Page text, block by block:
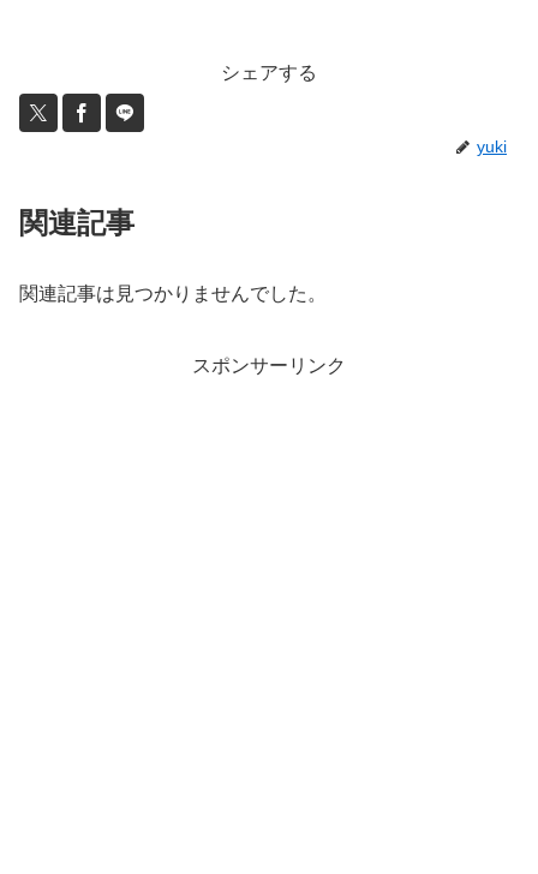
シェアする
yuki
関連記事
関連記事は見つかりませんでした。
スポンサーリンク